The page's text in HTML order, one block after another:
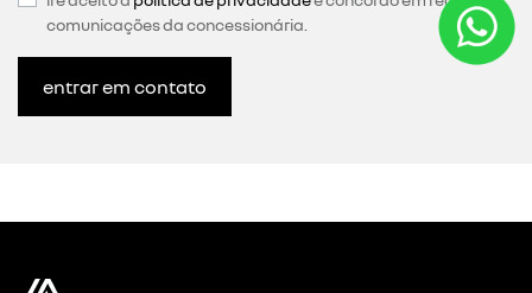
tudo incluso nas mensalidades